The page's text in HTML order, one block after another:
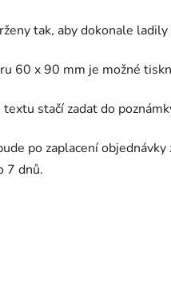
tak, aby dokonale
60 x 90 mm je možné
stačí zadat do
po zaplacení
7 dnů.